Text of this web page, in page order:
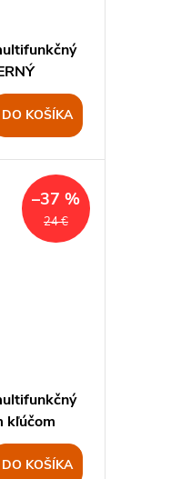
DO KOŠÍKA
24 €
–37 %
kľúčom
DO KOŠÍKA